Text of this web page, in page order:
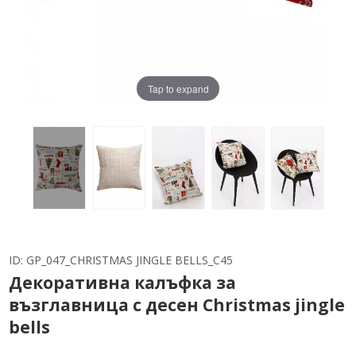
Tap to expand
ID: GP_047_CHRISTMAS JINGLE BELLS_C45
Декоративна калъфка за
възглавница с десен Christmas jingle
bells